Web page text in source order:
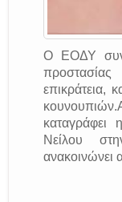
O ΕΟΔΥ
επικράτεια,
καταγράφει
Νείλου
ανακοινώνει